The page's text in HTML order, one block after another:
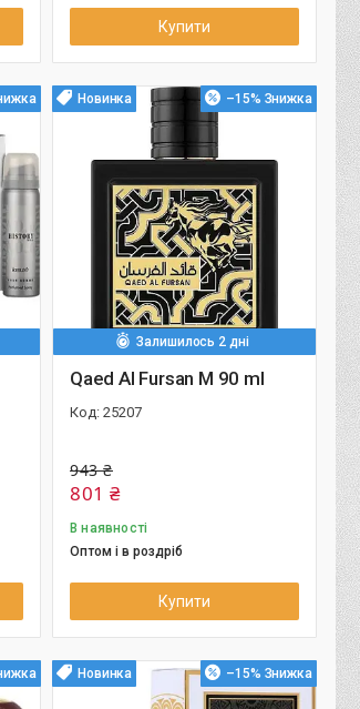
Купити
Новинка –15%
Залишилось 2 дні
Qaed Al Fursan M 90 ml
25207
943 ₴
801 ₴
В наявності
Оптом і в роздріб
Купити
Новинка –15%